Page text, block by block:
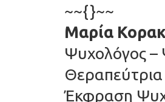
~~{}~~
Μαρία
Ψυχολόγος –
Θεραπεύτρια
Έκφραση